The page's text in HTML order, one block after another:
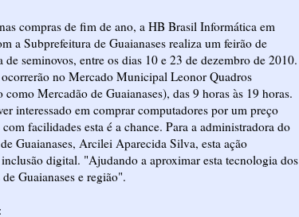
compras de fim de ano, a HB Brasil Informática em
a Subprefeitura de Guaianases realiza um feirão de
de seminovos, entre os dias 10 e 23 de dezembro de 2010.
ocorrerão no Mercado Municipal Leonor Quadros
como Mercadão de Guaianases), das 9 horas às 19 horas.
interessado em comprar computadores por um preço
com facilidades esta é a chance. Para a administradora do
Guaianases, Arcilei Aparecida Silva, esta ação
inclusão digital. "Ajudando a aproximar esta tecnologia dos
Guaianases e região".